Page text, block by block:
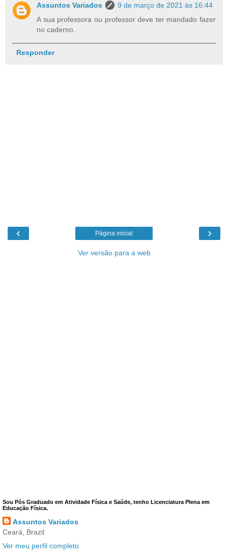
Assuntos Variados
9 de março de 2021 às 16:44
A sua professora ou professor deve ter mandado fazer
no caderno.
Responder
‹ ›
Página inicial
Ver versão para a web
Sou Pós Graduado em Atividade Física e Saúde, tenho Licenciatura Plena em
Educação Física.
Assuntos Variados
Ceará, Brazil
Ver meu perfil completo